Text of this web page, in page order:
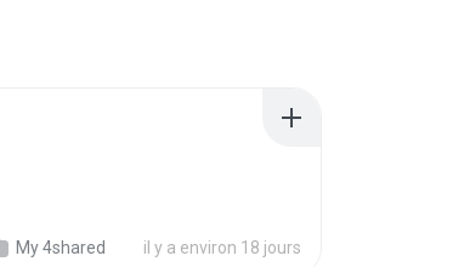
My 4shared il y a environ 18 jours